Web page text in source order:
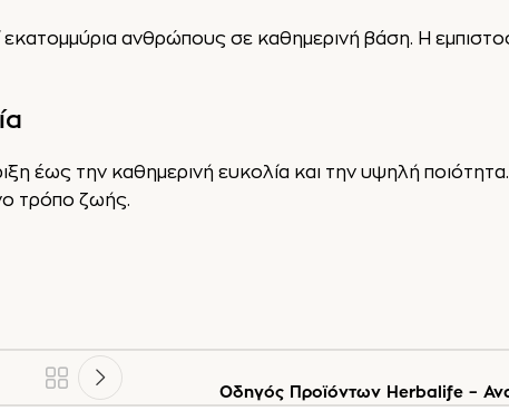
ανθρώπους σε καθημερινή βάση. Η
έως την καθημερινή ευκολία και την υψηλή ποιότητα.
τρόπο ζωής.
Οδηγός Προϊόντων Herbalife –